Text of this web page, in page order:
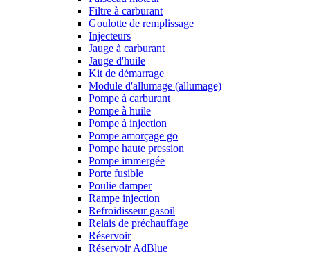
Filtre à carburant
Goulotte de remplissage
Injecteurs
Jauge à carburant
Jauge d'huile
Kit de démarrage
Module d'allumage (allumage)
Pompe à carburant
Pompe à huile
Pompe à injection
Pompe amorçage go
Pompe haute pression
Pompe immergée
Porte fusible
Poulie damper
Rampe injection
Refroidisseur gasoil
Relais de préchauffage
Réservoir
Réservoir AdBlue